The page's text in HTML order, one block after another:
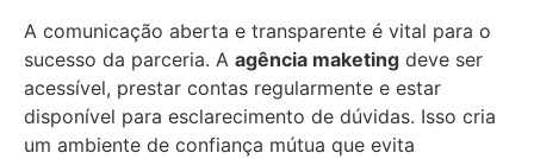
A comunicação aberta e transparente é vital para o
sucesso da parceria. A agência maketing deve ser
acessível, prestar contas regularmente e estar
disponível para esclarecimento de dúvidas. Isso cria
um ambiente de confiança mútua que evita